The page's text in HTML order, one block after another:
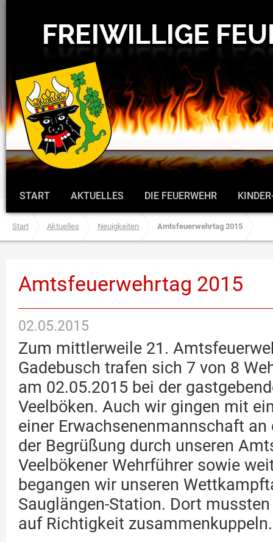
START AKTUELLES DIE FEUERWEHR
Start Aktuelles Neuigkeiten Amtsfeuerwehrtag 2015
Amtsfeuerwehrtag 2015
02.05.2015
Zum mittlerweile 21.
Gadebusch trafen sich 7 von 8
am 02.05.2015 bei der
Veelböken. Auch wir gingen mit
einer Erwachsenenmannschaft
der Begrüßung durch unseren
Veelbökener Wehrführer sowie
begangen wir unseren
Sauglängen-Station. Dort
auf Richtigkeit zusammenkuppeln.